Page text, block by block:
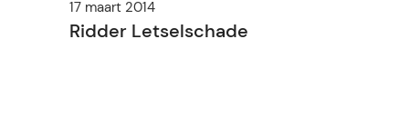
17 maart 2014
Ridder Letselschade